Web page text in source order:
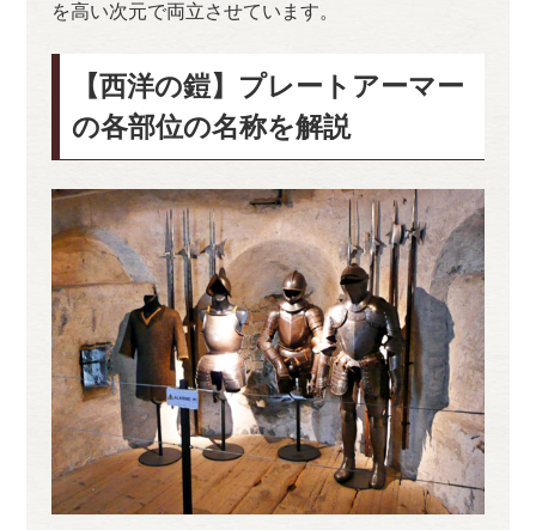
を高い次元で両立させています。
【西洋の鎧】プレートアーマー
の各部位の名称を解説